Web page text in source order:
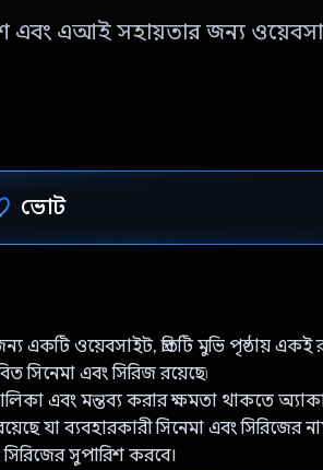
এবং এআই সহায়তার জন্য
ভোট
একটি ওয়েবসাইট, প্রতিটি মুভি পৃষ্ঠায়
সিনেমা এবং সিরিজ রয়েছে৷
তালিকা এবং মন্তব্য করার ক্ষমতা থাকতে
যা ব্যবহারকারী সিনেমা এবং সিরিজের
সুপারিশ করবে।